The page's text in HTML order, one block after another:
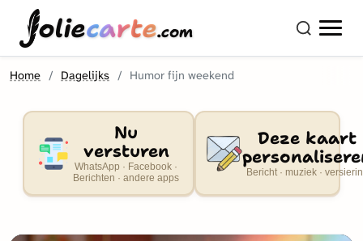
oliecarte.com
Home Dagelijks Humor fijn weekend
Nu
versturen
WhatsApp · Facebook ·
Berichten · andere apps
Deze kaart
Bericht · muziek ·